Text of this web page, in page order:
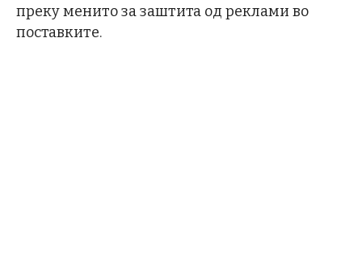
преку менито за заштита од реклами во
поставките.